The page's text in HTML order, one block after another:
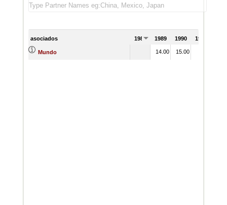
asociados 1988 1989 1990 1991
Mundo 14.00 15.00